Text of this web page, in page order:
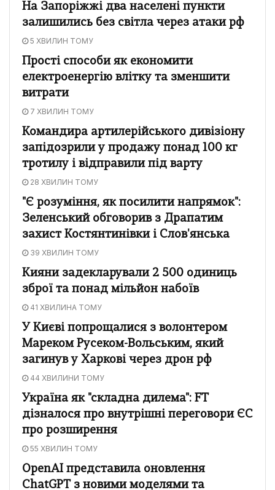
На Запоріжжі два населені пункти
залишились без світла через атаки рф
5 ХВИЛИН ТОМУ
Прості способи як економити
електроенергію влітку та зменшити
витрати
7 ХВИЛИН ТОМУ
Командира артилерійського дивізіону
запідозрили у продажу понад 100 кг
тротилу і відправили під варту
28 ХВИЛИН ТОМУ
"Є розуміння, як посилити напрямок":
Зеленський обговорив з Драпатим
захист Костянтинівки і Слов'янська
39 ХВИЛИН ТОМУ
Кияни задекларували 2 500 одиниць
зброї та понад мільйон набоїв
41 ХВИЛИНА ТОМУ
У Києві попрощалися з волонтером
Мареком Русеком-Вольським, який
загинув у Харкові через дрон рф
44 ХВИЛИНИ ТОМУ
Україна як "складна дилема": FT
дізналося про внутрішні переговори ЄС
про розширення
55 ХВИЛИН ТОМУ
OpenAI представила оновлення
ChatGPT з новими моделями та